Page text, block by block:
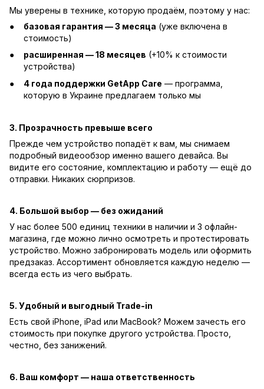
Мы уверены в технике, которую продаём, поэтому у нас:
базовая гарантия — 3 месяца (уже включена в
стоимость)
расширенная — 18 месяцев (+10% к стоимости
устройства)
4 года поддержки GetApp Care — программа,
которую в Украине предлагаем только мы
3. Прозрачность превыше всего
Прежде чем устройство попадёт к вам, мы снимаем
подробный видеообзор именно вашего девайса. Вы
видите его состояние, комплектацию и работу — ещё до
отправки. Никаких сюрпризов.
4. Большой выбор — без ожиданий
У нас более 500 единиц техники в наличии и 3 офлайн-
магазина, где можно лично осмотреть и протестировать
устройство. Можно забронировать модель или оформить
предзаказ. Ассортимент обновляется каждую неделю —
всегда есть из чего выбрать.
5. Удобный и выгодный Trade-in
Есть свой iPhone, iPad или MacBook? Можем зачесть его
стоимость при покупке другого устройства. Просто,
честно, без занижений.
6. Ваш комфорт — наша ответственность